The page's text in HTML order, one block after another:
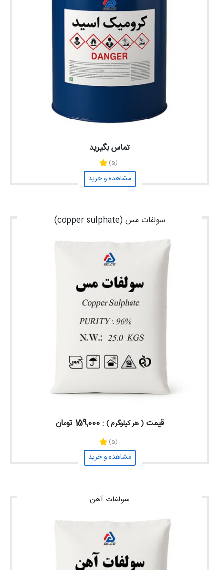
تماس بگیرید
(5)
مشاهده و خرید
سولفات مس (copper sulphate)
قیمت( هر کیلوگرم ) : 159,000 تومان
(5)
مشاهده و خرید
سولفات آهن